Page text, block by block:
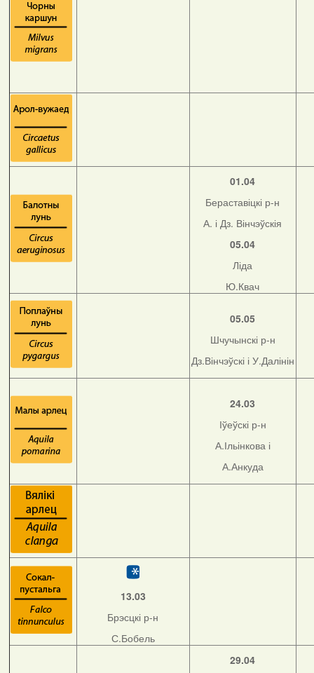
01.04
Бераставіцкі р-н
А. і Дз. Вінчэўскія
05.04
Ліда
Ю.Квач
05.05
Шчучынскі р-н
Дз.Вінчэўскі і У.Далінін
24.03
Іўеўскі р-н
А.Ільінкова і
А.Анкуда
13.03
Брэсцкі р-н
С.Бобель
29.04